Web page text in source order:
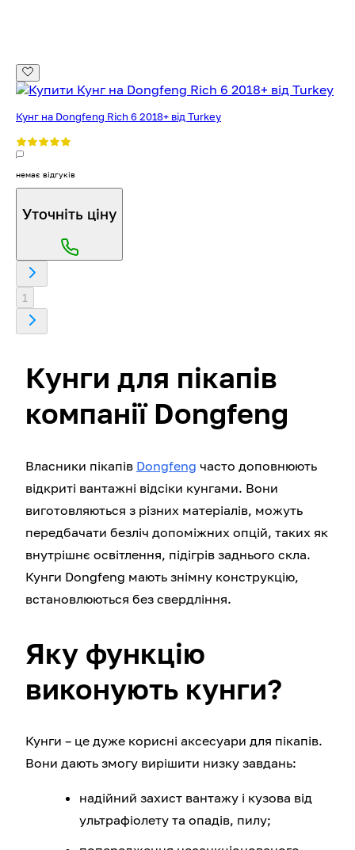
Кунг на Dongfeng Rich 6 2018+ від Turkey
немає відгуків
Уточніть ціну
1
Кунги для пікапів
компанії Dongfeng
Власники пікапів Dongfeng часто доповнюють
відкриті вантажні відсіки кунгами. Вони
виготовляються з різних матеріалів, можуть
передбачати безліч допоміжних опцій, таких як
внутрішнє освітлення, підігрів заднього скла.
Кунги Dongfeng мають знімну конструкцію,
встановлюються без свердління.
Яку функцію
виконують кунги?
Кунги – це дуже корисні аксесуари для пікапів.
Вони дають змогу вирішити низку завдань:
надійний захист вантажу і кузова від
ультрафіолету та опадів, пилу;